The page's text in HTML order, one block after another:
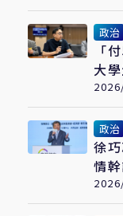
應
政治
「
大
習
警報
政治
徐
情
網